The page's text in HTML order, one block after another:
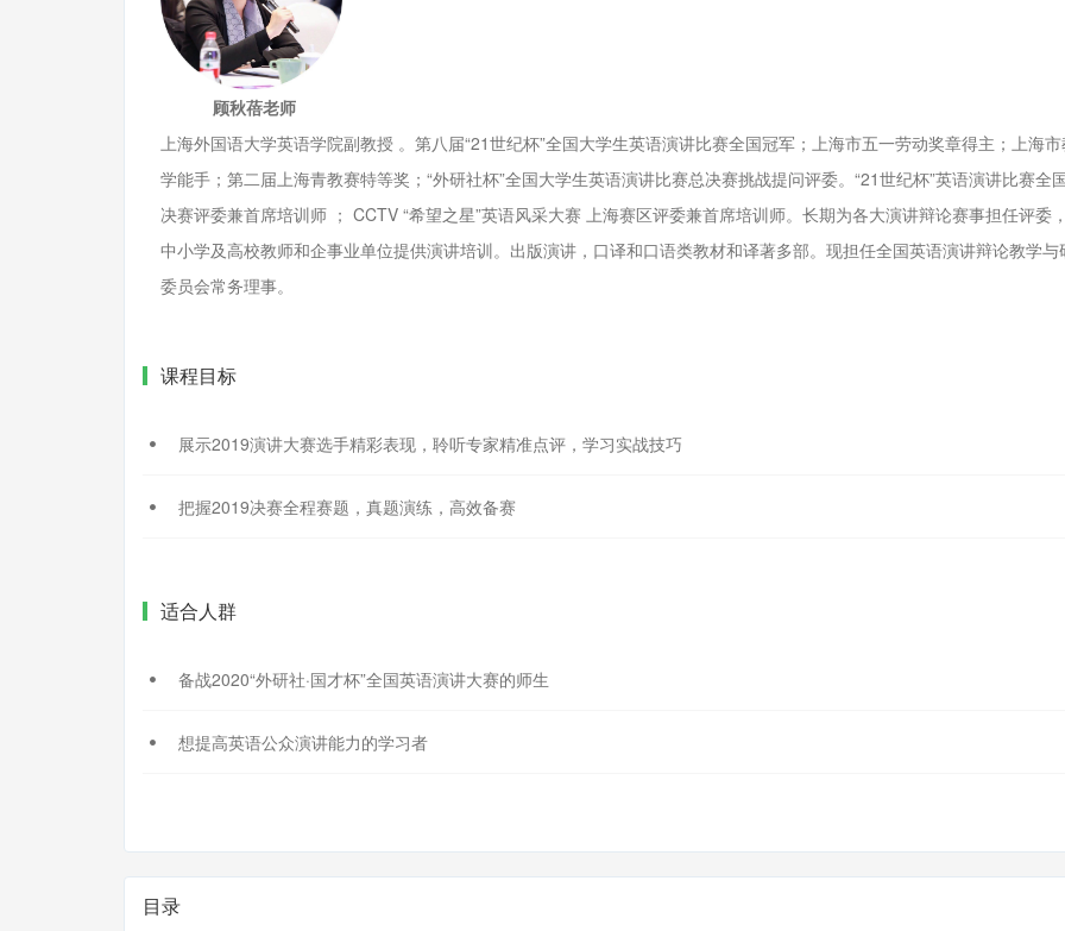
顾秋蓓老师
上海外国语大学英语学院副教授 。第八届“21世纪杯”全国大学生英语演讲比赛全国冠军；上海市五一劳动奖章得主；上海市
学能手；第二届上海青教赛特等奖；“外研社杯”全国大学生英语演讲比赛总决赛挑战提问评委。“21世纪杯”英语演讲比赛全
决赛评委兼首席培训师 ； CCTV “希望之星”英语风采大赛 上海赛区评委兼首席培训师。长期为各大演讲辩论赛事担任评委
中小学及高校教师和企事业单位提供演讲培训。出版演讲，口译和口语类教材和译著多部。现担任全国英语演讲辩论教学与
委员会常务理事。
课程目标
展示2019演讲大赛选手精彩表现，聆听专家精准点评，学习实战技巧
把握2019决赛全程赛题，真题演练，高效备赛
适合人群
备战2020“外研社·国才杯”全国英语演讲大赛的师生
想提高英语公众演讲能力的学习者
目录